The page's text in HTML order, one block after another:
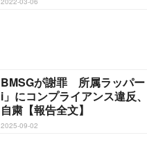
BMSGが謝罪 所属ラッパ
i」にコンプライアンス違反
自粛【報告全文】
2025-09-02